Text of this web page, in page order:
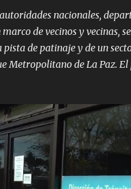
nacionales,
de vecinos y vecinas,
pista de patinaje y de un
Metropolitano de La Paz.
aportes del Gobierno de
y Obras Públicas. La nueva
consiste en una
sobre sus laterales.
la práctica de patín,